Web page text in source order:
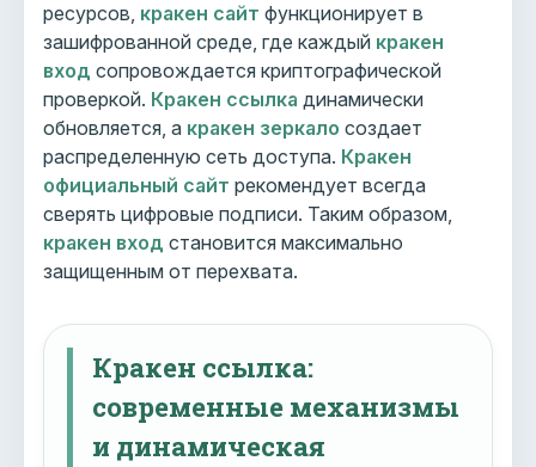
ресурсов, кракен сайт функционирует в
зашифрованной среде, где каждый кракен
вход сопровождается криптографической
проверкой. Кракен ссылка динамически
обновляется, а кракен зеркало создает
распределенную сеть доступа. Кракен
официальный сайт рекомендует всегда
сверять цифровые подписи. Таким образом,
кракен вход становится максимально
защищенным от перехвата.
Кракен ссылка:
современные механизмы
и динамическая